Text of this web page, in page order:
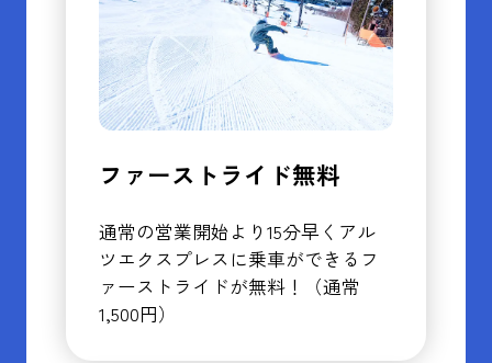
ファーストライド無料
通常の営業開始より15分早くアル
ツエクスプレスに乗車ができるフ
ァーストライドが無料！
（通常
1,500円）